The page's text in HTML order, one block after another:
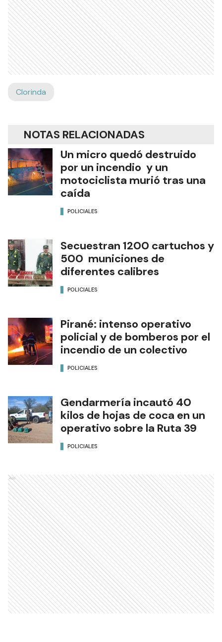
Clorinda
NOTAS RELACIONADAS
Un micro quedó destruido
por un incendio y un
motociclista murió tras una
caída
POLICIALES
Secuestran 1200 cartuchos y
500 municiones de
diferentes calibres
POLICIALES
Pirané: intenso operativo
policial y de bomberos por el
incendio de un colectivo
POLICIALES
Gendarmería incautó 40
kilos de hojas de coca en un
operativo sobre la Ruta 39
POLICIALES
Ads